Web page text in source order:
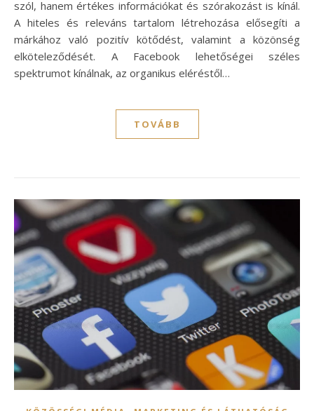
szól, hanem értékes információkat és szórakozást is kínál.
A hiteles és releváns tartalom létrehozása elősegíti a
márkához való pozitív kötődést, valamint a közönség
elköteleződését. A Facebook lehetőségei széles
spektrumot kínálnak, az organikus eléréstől…
TOVÁBB